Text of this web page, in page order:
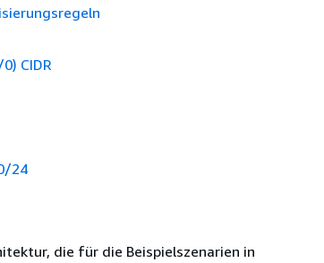
CIDR
24
die für die Beispielszenarien in